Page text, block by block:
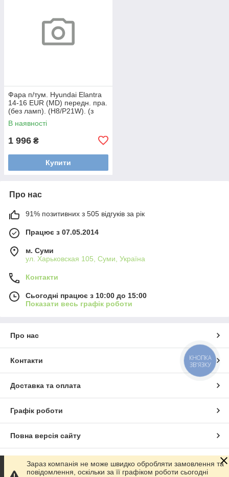
Фара п/тум. Hyundai Elantra
14-16 EUR (MD) передн. пра.
(без ламп). (H8/P21W). (з
функцією DRL)
В наявності
1 996 ₴
Купити
Про нас
91% позитивних з 505 відгуків за рік
Працює з 07.05.2014
м. Суми
ул. Харьковская 105, Суми, Україна
Контакти
Сьогодні працює з 10:00 до 15:00
Показати весь графік роботи
Про нас
Контакти
Доставка та оплата
Графік роботи
Повна версія сайту
Сайт створено на маркетплейсі Prom.ua
Зараз компанія не може швидко обробляти замовлення та
повідомлення, оскільки за її графіком роботи сьогодні
КНОПКА
ЗВ'ЯЗКУ